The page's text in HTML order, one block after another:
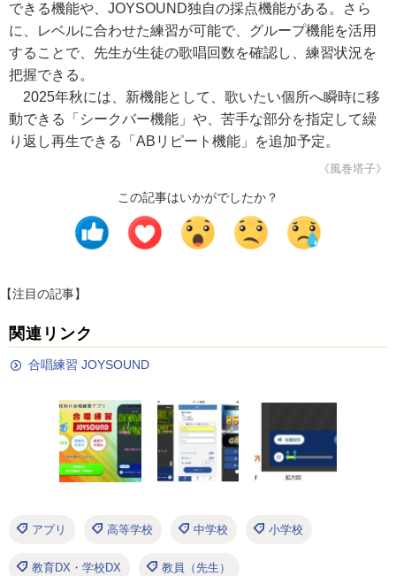
できる機能や、JOYSOUND独自の採点機能がある。さら
に、レベルに合わせた練習が可能で、グループ機能を活用
することで、先生が生徒の歌唱回数を確認し、練習状況を
把握できる。
2025年秋には、新機能として、歌いたい個所へ瞬時に移
動できる「シークバー機能」や、苦手な部分を指定して繰
り返し再生できる「ABリピート機能」を追加予定。
《風巻塔子》
この記事はいかがでしたか？
【注目の記事】
関連リンク
合唱練習 JOYSOUND
アプリ 高等学校 中学校 小学校
教育DX・学校DX 教員（先生）